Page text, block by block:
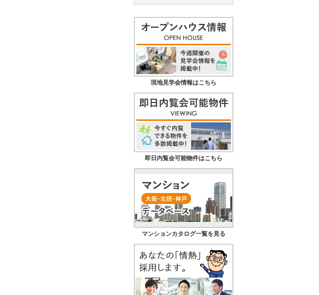
現地見学会情報はこちら
即日内覧会可能物件はこちら
マンションカタログ一覧を見る